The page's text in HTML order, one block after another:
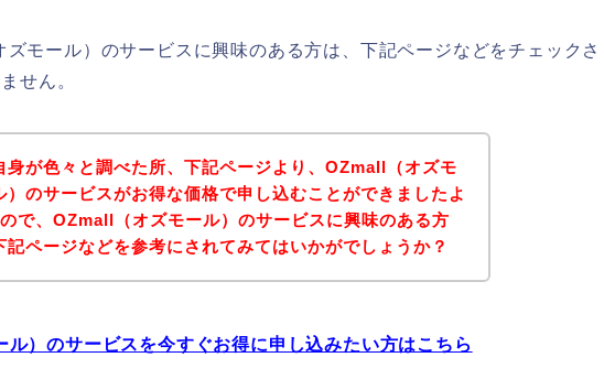
モール）のサービスに興味のある方は、下記ページなどをチェックさ
せん。
身が色々と調べた所、下記ページより、OZmall（オズモ
）のサービスがお得な価格で申し込むことができましたよ
で、OZmall（オズモール）のサービスに興味のある方
記ページなどを参考にされてみてはいかがでしょうか？
）のサービスを今すぐお得に申し込みたい方はこちら